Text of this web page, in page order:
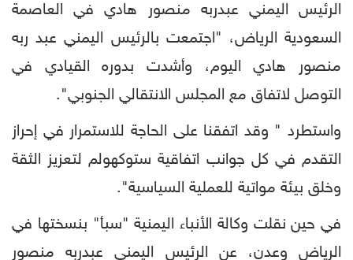
الرئيس اليمني عبدربه منصور هادي في العاصمة
السعودية الرياض، "اجتمعت بالرئيس اليمني عبد ربه
منصور هادي اليوم، وأشدت بدوره القيادي في
التوصل لاتفاق مع المجلس الانتقالي الجنوبي".
واستطرد " وقد اتفقنا على الحاجة للاستمرار في إحراز
التقدم في كل جوانب اتفاقية ستوكهولم لتعزيز الثقة
وخلق بيئة مواتية للعملية السياسية".
في حين نقلت وكالة الأنباء اليمنية "سبأ" بنسختها في
الرياض وعدن، عن الرئيس اليمني عبدربه منصور